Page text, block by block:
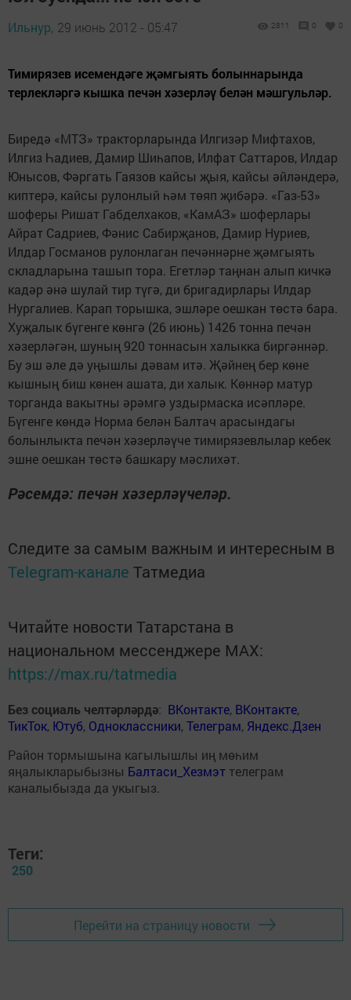
Ильнур, 29 июнь 2012 - 05:47 2811 0 0
Тимирязев исемендәге җәмгыять болыннарында
терлекләргә кышка печән хәзерләү белән мәшгульләр.
Биредә «МТЗ» тракторларында Илгизәр Мифтахов,
Илгиз Һадиев, Дамир Шиһапов, Илфат Саттаров, Илдар
Юнысов, Фәргать Гаязов кайсы җыя, кайсы әйләндерә,
киптерә, кайсы рулонлый һәм төяп җибәрә. «Газ-53»
шоферы Ришат Габделхаков, «КамАЗ» шоферлары
Айрат Садриев, Фәнис Сабирҗанов, Дамир Нуриев,
Илдар Госманов рулонлаган печәннәрне җәмгыять
складларына ташып тора. Егетләр таңнан алып кичкә
кадәр әнә шулай тир түгә, ди бригадирлары Илдар
Нургалиев. Карап торышка, эшләре оешкан төстә бара.
Хуҗалык бүгенге көнгә (26 июнь) 1426 тонна печән
хәзерләгән, шуның 920 тоннасын халыкка биргәннәр.
Бу эш әле дә уңышлы дәвам итә. Җәйнең бер көне
кышның биш көнен ашата, ди халык. Көннәр матур
торганда вакытны әрәмгә уздырмаска исәпләре.
Бүгенге көндә Норма белән Балтач арасындагы
болынлыкта печән хәзерләүче тимирязевлылар кебек
эшне оешкан төстә башкару мәслихәт.
Рәсемдә: печән хәзерләүчеләр.
Следите за самым важным и интересным в
Telegram-канале Татмедиа
Читайте новости Татарстана в
национальном мессенджере MАХ:
https://max.ru/tatmedia
Без социаль челтәрләрдә: ВКонтакте, ВКонтакте,
ТикТок, Ютуб, Одноклассники,Телеграм, Яндекс.Дзен
Район тормышына кагылышлы иң мөһим
яңалыкларыбызны Балтаси_Хезмэт телеграм
каналыбызда да укыгыз.
Теги:
250
Перейти на страницу новости